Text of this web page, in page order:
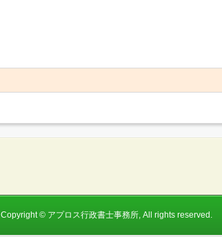
Copyright © アプロス行政書士事務所, All rights reserved.